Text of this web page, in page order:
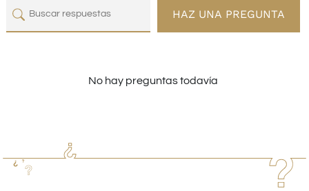
HAZ UNA PREGUNTA
No hay preguntas todavía